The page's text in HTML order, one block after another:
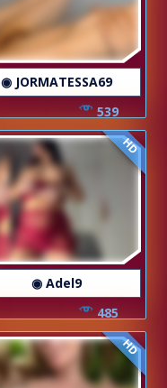
◉ JORMATESSA69
539
HD
◉ Adel9
485
HD